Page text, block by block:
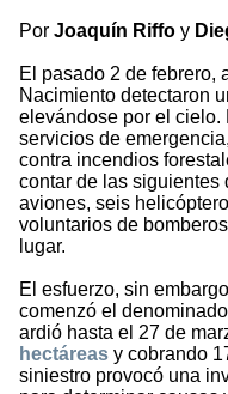
Por Joaquín Riffo y
El pasado 2 de febrero,
Nacimiento detectaron
elevándose por el
servicios de
contra incendios
contar de las siguientes
aviones, seis
voluntarios de
lugar.
El esfuerzo, sin
comenzó el
ardió hasta el 27 de
hectáreas y cobrando
siniestro provocó una